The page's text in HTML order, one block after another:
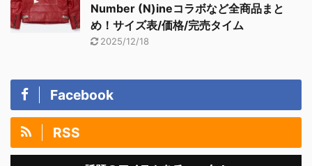
Number (N)ineコラボなど全商品まと
め！サイズ表/価格/完売タイム
2025/12/18
Facebook
RSS